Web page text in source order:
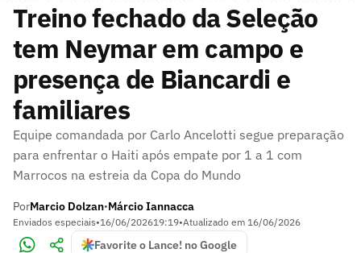
Treino fechado da Seleção
tem Neymar em campo e
presença de Biancardi e
familiares
Equipe comandada por Carlo Ancelotti segue preparação
para enfrentar o Haiti após empate por 1 a 1 com
Marrocos na estreia da Copa do Mundo
PorMarcio Dolzan•Márcio Iannacca
Enviados especiais•16/06/202619:19•Atualizado em 16/06/2026
Favorite o Lance! no Google